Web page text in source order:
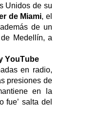
Unidos de su
de Miami, el
de un
Medellín, a
YouTube
en radio,
presiones de
en la
ofue’ saltadel